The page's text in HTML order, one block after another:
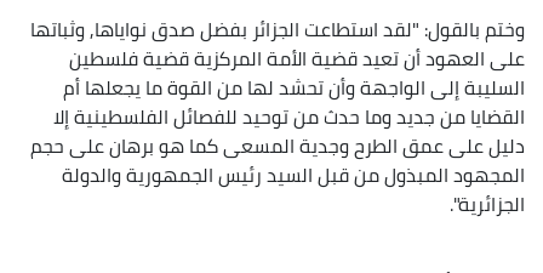
وختم بالقول: "لقد استطاعت الجزائر بفضل صدق نواياها, وثباتها
على العهود أن تعيد قضية الأمة المركزية قضية فلسطين
السليبة إلى الواجهة وأن تحشد لها من القوة ما يجعلها أم
القضايا من جديد وما حدث من توحيد للفصائل الفلسطينية إلا
دليل على عمق الطرح وجدية المسعى كما هو برهان على حجم
المجهود المبذول من قبل السيد رئيس الجمهورية والدولة
الجزائرية".